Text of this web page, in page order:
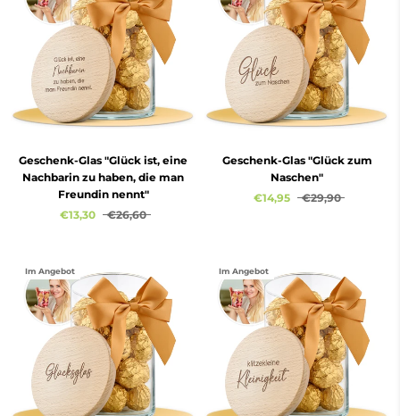
Geschenk-Glas "Glück ist, eine
Nachbarin zu haben, die man
Freundin nennt"
€13,30
€26,60
Geschenk-Glas "Glück zum
Naschen"
€14,95
€29,90
Im Angebot Im Angebot